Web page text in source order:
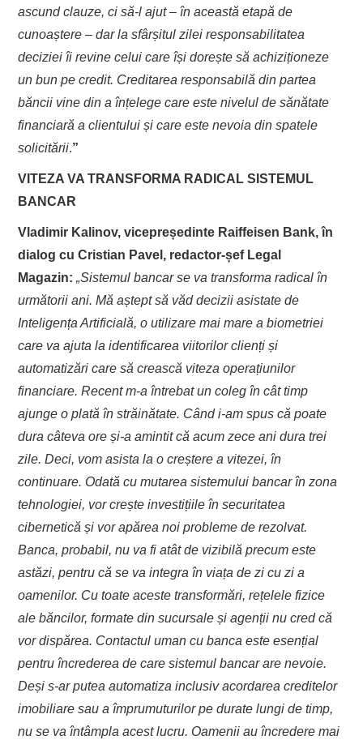
ascund clauze, ci să-l ajut – în această etapă de
cunoaștere – dar la sfârșitul zilei responsabilitatea
deciziei îi revine celui care își dorește să achiziționeze
un bun pe credit. Creditarea responsabilă din partea
băncii vine din a înțelege care este nivelul de sănătate
financiară a clientului și care este nevoia din spatele
solicitării.”
VITEZA VA TRANSFORMA RADICAL SISTEMUL
BANCAR
Vladimir Kalinov, vicepreședinte Raiffeisen Bank, în
dialog cu Cristian Pavel, redactor-șef Legal
Magazin: „Sistemul bancar se va transforma radical în
următorii ani. Mă aștept să văd decizii asistate de
Inteligența Artificială, o utilizare mai mare a biometriei
care va ajuta la identificarea viitorilor clienți și
automatizări care să crească viteza operațiunilor
financiare. Recent m-a întrebat un coleg în cât timp
ajunge o plată în străinătate. Când i-am spus că poate
dura câteva ore și-a amintit că acum zece ani dura trei
zile. Deci, vom asista la o creștere a vitezei, în
continuare. Odată cu mutarea sistemului bancar în zona
tehnologiei, vor crește investițiile în securitatea
cibernetică și vor apărea noi probleme de rezolvat.
Banca, probabil, nu va fi atât de vizibilă precum este
astăzi, pentru că se va integra în viața de zi cu zi a
oamenilor. Cu toate aceste transformări, rețelele fizice
ale băncilor, formate din sucursale și agenții nu cred că
vor dispărea. Contactul uman cu banca este esențial
pentru încrederea de care sistemul bancar are nevoie.
Deși s-ar putea automatiza inclusiv acordarea creditelor
imobiliare sau a împrumuturilor pe durate lungi de timp,
nu se va întâmpla acest lucru. Oamenii au încredere mai